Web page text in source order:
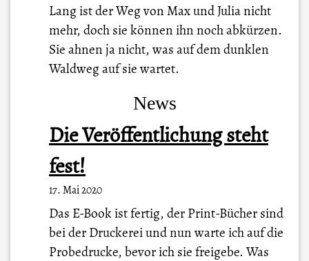
Lang ist der Weg von Max und Julia nicht
mehr, doch sie können ihn noch abkürzen.
Sie ahnen ja nicht, was auf dem dunklen
Waldweg auf sie wartet.
News
Die Veröffentlichung steht
fest!
17. Mai 2020
Das E-Book ist fertig, der Print-Bücher sind
bei der Druckerei und nun warte ich auf die
Probedrucke, bevor ich sie freigebe. Was